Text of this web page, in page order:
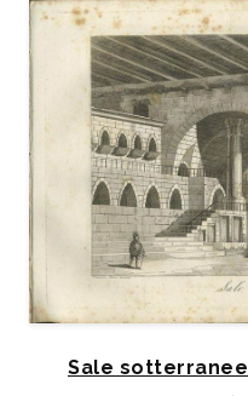
Sale sotterranee